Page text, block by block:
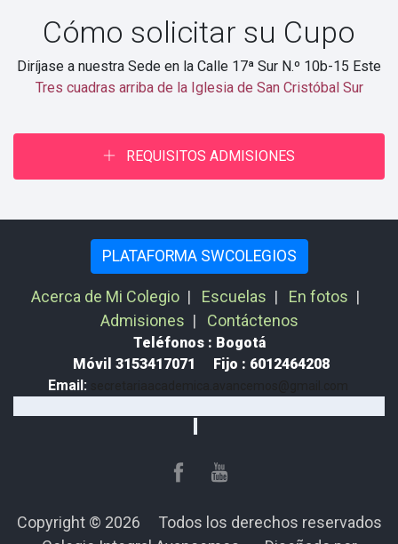
Cómo solicitar su Cupo
Diríjase a nuestra Sede en la Calle 17ª Sur N.º 10b-15 Este
Tres cuadras arriba de la Iglesia de San Cristóbal Sur
REQUISITOS ADMISIONES
PLATAFORMA SWCOLEGIOS
Acerca de Mi Colegio | Escuelas | En fotos |
Admisiones | Contáctenos
Teléfonos : Bogotá
Móvil 3153417071
Fijo : 6012464208
Email:
Copyright © 2026 Todos los derechos reservados